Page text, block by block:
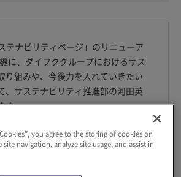
テナビリティページ」のリニューア
に、ダイフクグループにおけるサス
り組みや、今後力を入れていきたい
、サステナビリティ推進部の河田英
す。
経営の推進について教えてください。
you agree to the storing of cookies on
navigation, analyze site usage, and assist in